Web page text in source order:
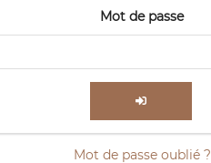
Mot de passe
Mot de passe oublié ?